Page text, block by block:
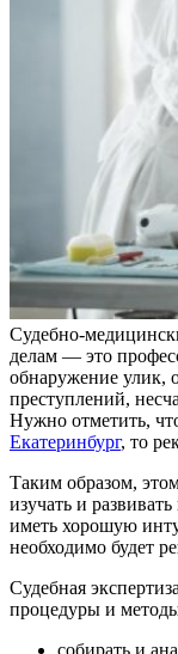
Судебно-
делам — это
обнаружение улик,
преступлений,
Нужно отметить,
Екатеринбург, то
Таким образом,
изучать и
иметь хорошую
необходимо будет
Судебная
процедуры и
собирать и